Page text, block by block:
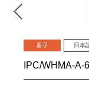
冊子 日本